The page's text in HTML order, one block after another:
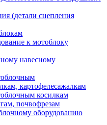
(детали сцепления
к мотоблоку
навесному
картофелесажалкам
косилкам
почвофрезам
оборудованию